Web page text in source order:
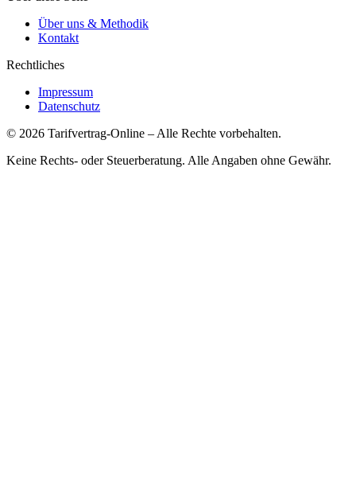
Über uns & Methodik
Kontakt
Rechtliches
Impressum
Datenschutz
© 2026 Tarifvertrag-Online – Alle Rechte vorbehalten.
Keine Rechts- oder Steuerberatung. Alle Angaben ohne Gewähr.